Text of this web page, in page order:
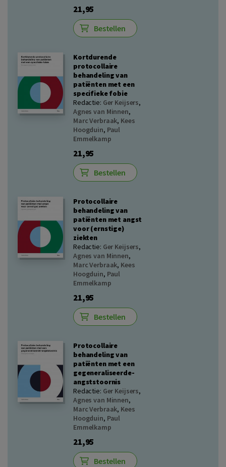
21,95
Bestellen
Kortdurende
protocollaire
behandeling van
patiënten met een
specifieke fobie
Redactie: Ger Keijsers,
Agnes van Minnen,
Marc Verbraak, Kees
Hoogduin, Paul
Emmelkamp
21,95
Bestellen
Protocollaire
behandeling van
patiënten met angst
voor (ernstige)
ziekten
Redactie: Ger Keijsers,
Agnes van Minnen,
Marc Verbraak, Kees
Hoogduin, Paul
Emmelkamp
21,95
Bestellen
Protocollaire
behandeling van
patiënten met een
gegeneraliseerde-
angststoornis
Redactie: Ger Keijsers,
Agnes van Minnen,
Marc Verbraak, Kees
Hoogduin, Paul
Emmelkamp
21,95
Bestellen